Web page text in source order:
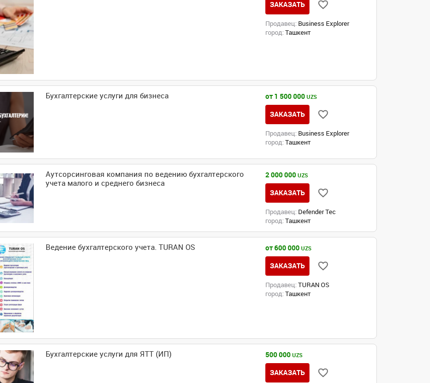
ЗАКАЗАТЬ
Продавец: Business Explorer
город: Ташкент
Бухгалтерские услуги для бизнеса от 1 500 000UZS
ЗАКАЗАТЬ
Продавец: Business Explorer
город: Ташкент
Аутсорсинговая компания по ведению бухгалтерского
учета малого и среднего бизнеса
2 000 000UZS
ЗАКАЗАТЬ
Продавец: Defender Tec
город: Ташкент
Ведение бухгалтерского учета. TURAN OS от 600 000UZS
ЗАКАЗАТЬ
Продавец: TURAN OS
город: Ташкент
Бухгалтерские услуги для ЯТТ (ИП) 500 000UZS
ЗАКАЗАТЬ